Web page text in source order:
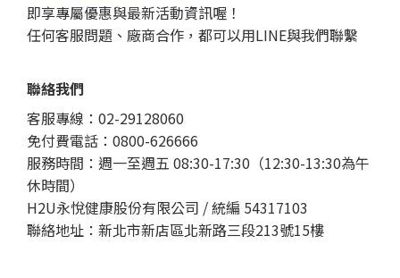
即享專屬優惠與最新活動資訊喔！
任何客服問題、廠商合作，都可以用LINE與我們聯繫
聯絡我們
客服專線：02-29128060
免付費電話：0800-626666
服務時間：週一至週五 08:30-17:30（12:30-13:30為午
休時間）
H2U永悅健康股份有限公司 / 統編 54317103
聯絡地址：新北市新店區北新路三段213號15樓